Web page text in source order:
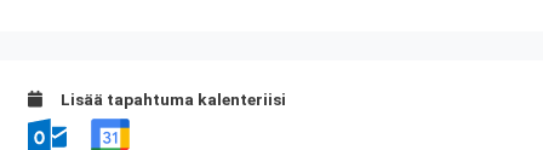
Lisää tapahtuma kalenteriisi